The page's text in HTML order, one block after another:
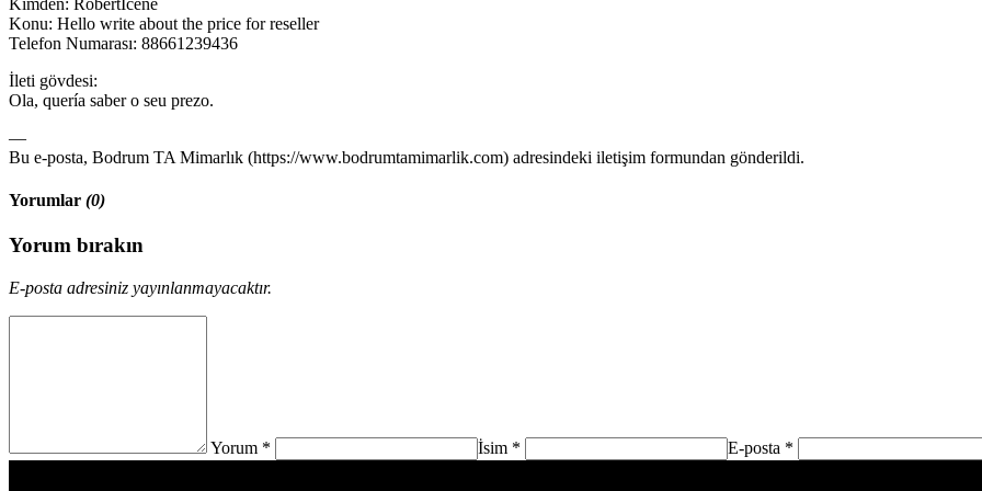
Konu: Hello write about the price for reseller
Telefon Numarası: 88661239436
İleti gövdesi:
Ola, quería saber o seu prezo.
—
Bu e-posta, Bodrum TA Mimarlık (https://www.bodrumtamimarlik.com) adresindeki iletişim formundan gönderildi.
Yorumlar (0)
Yorum bırakın
E-posta adresiniz yayınlanmayacaktır.
Yorum * İsim * E-posta *